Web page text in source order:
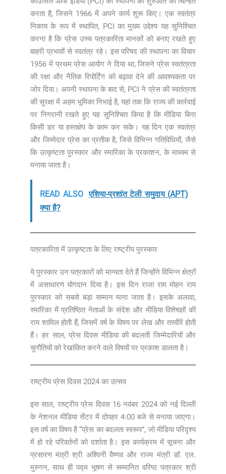
करता है, जिसने 1966 में अपने कार्य शुरू किए। एक स्वतंत्र
निकाय के रूप में स्थापित, PCI का मुख्य उद्देश्य यह सुनिश्चित
करना है कि प्रेस उच्च पत्रकारिता मानकों को बनाए रखते हुए
बाहरी प्रभावों से स्वतंत्र रहे। इस परिषद की स्थापना का विचार
1956 में प्रथम प्रेस आयोग ने दिया था, जिसने प्रेस स्वतंत्रता
की रक्षा और नैतिक रिपोर्टिंग को बढ़ावा देने की आवश्यकता पर
जोर दिया। अपनी स्थापना के बाद से, PCI ने प्रेस की स्वतंत्रता
की सुरक्षा में अहम भूमिका निभाई है, यहां तक कि राज्य की कार्रवाई
पर निगरानी रखते हुए यह सुनिश्चित किया है कि मीडिया बिना
किसी डर या हस्तक्षेप के काम कर सके। यह दिन एक स्वतंत्र
और जिम्मेदार प्रेस का प्रतीक है, जिसे विभिन्न गतिविधियों, जैसे
कि उत्कृष्टता पुरस्कार और स्मारिका के प्रकाशन, के माध्यम से
मनाया जाता है।
READ ALSO एशिया-प्रशांत टेली समुदाय (APT)
क्या है?
पत्रकारिता में उत्कृष्टता के लिए राष्ट्रीय पुरस्कार
ये पुरस्कार उन पत्रकारों को मान्यता देते हैं जिन्होंने विभिन्न क्षेत्रों
में असाधारण योगदान दिया है। इस दिन राजा राम मोहन राय
पुरस्कार को सबसे बड़ा सम्मान माना जाता है। इसके अलावा,
स्मारिका में प्रतिष्ठित नेताओं के संदेश और मीडिया विशेषज्ञों की
राय शामिल होती हैं, जिसमें वर्ष के विषय पर लेख और तस्वीरें होती
हैं। हर साल, प्रेस दिवस मीडिया की बदलती जिम्मेदारियों और
चुनौतियों को रेखांकित करने वाले विषयों पर प्रकाश डालता है।
राष्ट्रीय प्रेस दिवस 2024 का उत्सव
इस साल, राष्ट्रीय प्रेस दिवस 16 नवंबर 2024 को नई दिल्ली
के नेशनल मीडिया सेंटर में दोपहर 4:00 बजे से मनाया जाएगा।
इस वर्ष का विषय है “प्रेस का बदलता स्वरूप”, जो मीडिया परिदृश्य
में हो रहे परिवर्तनों को दर्शाता है। इस कार्यक्रम में सूचना और
प्रसारण मंत्री श्री अश्विनी वैष्णव और राज्य मंत्री डॉ. एल.
मुरुगन, साथ ही पद्म भूषण से सम्मानित वरिष्ठ पत्रकार श्री